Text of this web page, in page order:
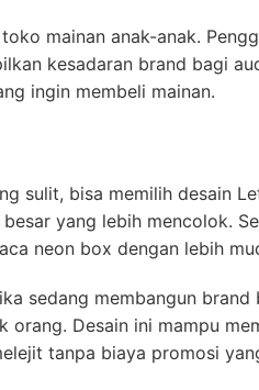
mainan anak-anak.
kesadaran brand bagi
ingin membeli mainan.
sulit, bisa memilih desain
yang lebih mencolok.
neon box dengan lebih
sedang membangun
orang. Desain ini mampu
tanpa biaya promosi